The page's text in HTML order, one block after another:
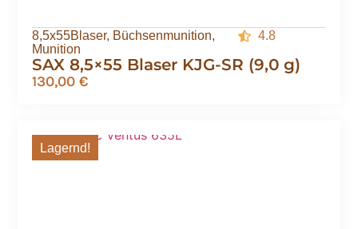
SAX 8,5×55 Blaser KJG-SR (9,0 g)
8,5x55Blaser, Büchsenmunition,
Munition
4.8
130,00 €
Lagernd!